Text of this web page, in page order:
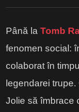
Până la Tomb
fenomen social:
colaborat în
legendarei
Jolie să îmbrace